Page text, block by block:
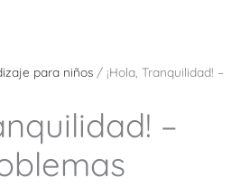
para niños / ¡Hola, Tranquilidad! –
–